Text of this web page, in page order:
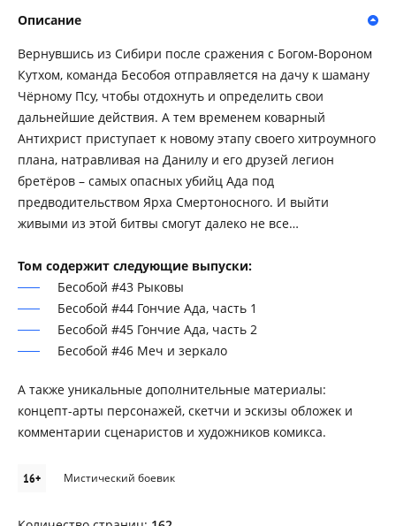
Описание
Вернувшись из Сибири после сражения с Богом-Вороном
Кутхом, команда Бесобоя отправляется на дачу к шаману
Чёрному Псу, чтобы отдохнуть и определить свои
дальнейшие действия. А тем временем коварный
Антихрист приступает к новому этапу своего хитроумного
плана, натравливая на Данилу и его друзей легион
бретёров – самых опасных убийц Ада под
предводительством Ярха Смертоносного. И выйти
живыми из этой битвы cмогут далеко не все…
Том содержит следующие выпуски:
Бесобой #43 Рыковы
Бесобой #44 Гончие Ада, часть 1
Бесобой #45 Гончие Ада, часть 2
Бесобой #46 Меч и зеркало
А также уникальные дополнительные материалы:
концепт-арты персонажей, скетчи и эскизы обложек и
комментарии сценаристов и художников комикса.
16+ Мистический боевик